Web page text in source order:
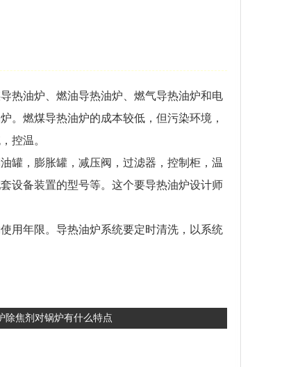
热油炉、燃油导热油炉、燃气导热油炉和电
。燃煤导热油炉的成本较低，但污染环境，
控温。
罐，膨胀罐，减压阀，过滤器，控制柜，温
设备装置的型号等。这个要导热油炉设计师
用年限。导热油炉系统要定时清洗，以系统
除焦剂对锅炉有什么特点